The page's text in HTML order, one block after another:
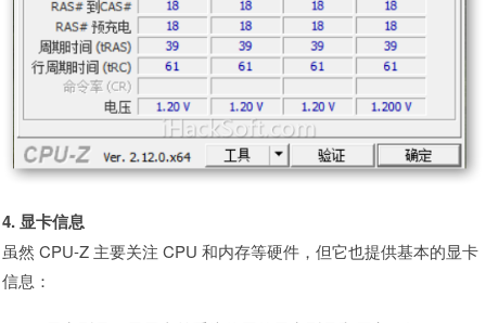
4. 显卡信息
虽然 CPU-Z 主要关注 CPU 和内存等硬件，但它也提供基本的显卡
信息：